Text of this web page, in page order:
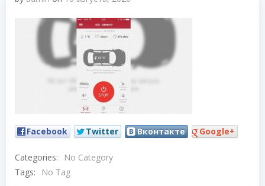
Facebook Twitter Вконтакте Google+
Categories:
No Category
Tags:
No Tag